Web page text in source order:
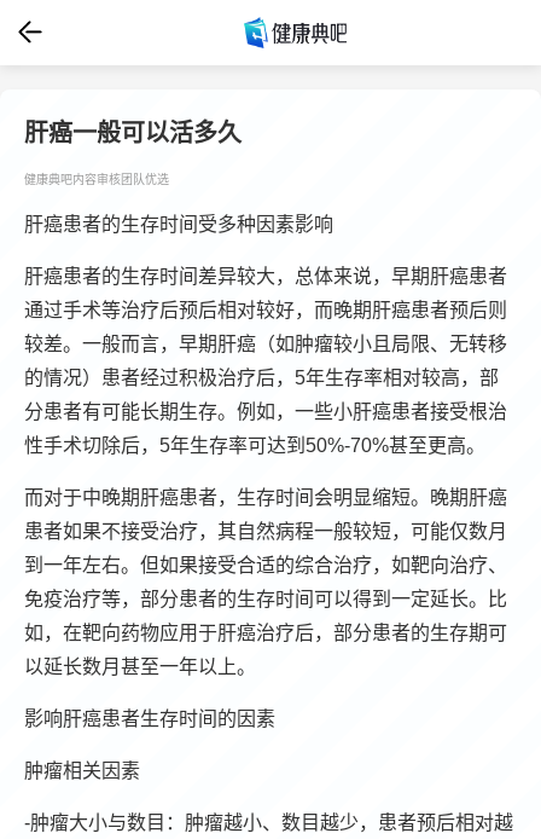
肝癌一般可以活多久
健康典吧内容审核团队优选
肝癌患者的生存时间受多种因素影响
肝癌患者的生存时间差异较大，总体来说，早期肝癌患者
通过手术等治疗后预后相对较好，而晚期肝癌患者预后则
较差。一般而言，早期肝癌（如肿瘤较小且局限、无转移
的情况）患者经过积极治疗后，5年生存率相对较高，部
分患者有可能长期生存。例如，一些小肝癌患者接受根治
性手术切除后，5年生存率可达到50%-70%甚至更高。
而对于中晚期肝癌患者，生存时间会明显缩短。晚期肝癌
患者如果不接受治疗，其自然病程一般较短，可能仅数月
到一年左右。但如果接受合适的综合治疗，如靶向治疗、
免疫治疗等，部分患者的生存时间可以得到一定延长。比
如，在靶向药物应用于肝癌治疗后，部分患者的生存期可
以延长数月甚至一年以上。
影响肝癌患者生存时间的因素
肿瘤相关因素
-肿瘤大小与数目：肿瘤越小、数目越少，患者预后相对越